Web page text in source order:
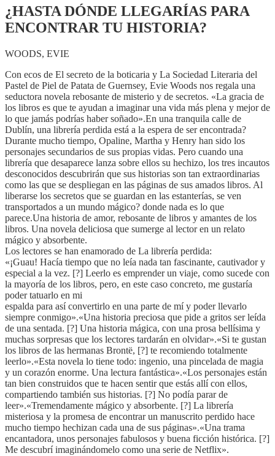
¿HASTA DÓNDE LLEGARÍAS PARA
ENCONTRAR TU HISTORIA?
WOODS, EVIE
Con ecos de El secreto de la boticaria y La Sociedad Literaria del
Pastel de Piel de Patata de Guernsey, Evie Woods nos regala una
seductora novela rebosante de misterio y de secretos. «La gracia de
los libros es que te ayudan a imaginar una vida más plena y mejor de
lo que jamás podrías haber soñado».En una tranquila calle de
Dublín, una librería perdida está a la espera de ser encontrada?
Durante mucho tiempo, Opaline, Martha y Henry han sido los
personajes secundarios de sus propias vidas. Pero cuando una
librería que desaparece lanza sobre ellos su hechizo, los tres incautos
desconocidos descubrirán que sus historias son tan extraordinarias
como las que se despliegan en las páginas de sus amados libros. Al
liberarse los secretos que se guardan en las estanterías, se ven
transportados a un mundo mágico? donde nada es lo que
parece.Una historia de amor, rebosante de libros y amantes de los
libros. Una novela deliciosa que sumerge al lector en un relato
mágico y absorbente.
Los lectores se han enamorado de La librería perdida:
«¡Guau! Hacía tiempo que no leía nada tan fascinante, cautivador y
especial a la vez. [?] Leerlo es emprender un viaje, como sucede con
la mayoría de los libros, pero, en este caso concreto, me gustaría
poder tatuarlo en mi
espalda para así convertirlo en una parte de mí y poder llevarlo
siempre conmigo».«Una historia preciosa que pide a gritos ser leída
de una sentada. [?] Una historia mágica, con una prosa bellísima y
muchas sorpresas que los lectores tardarán en olvidar».«Si te gustan
los libros de las hermanas Brontë, [?] te recomiendo totalmente
leerlo».«Esta novela lo tiene todo: ingenio, una pincelada de magia
y un corazón enorme. Una lectura fantástica».«Los personajes están
tan bien construidos que te hacen sentir que estás allí con ellos,
compartiendo también sus historias. [?] No podía parar de
leer».«Tremendamente mágico y absorbente. [?] La librería
misteriosa y la promesa de encontrar un manuscrito perdido hace
mucho tiempo hechizan cada una de sus páginas».«Una trama
encantadora, unos personajes fabulosos y buena ficción histórica. [?]
Me descubrí imaginándomelo como una serie de Netflix».